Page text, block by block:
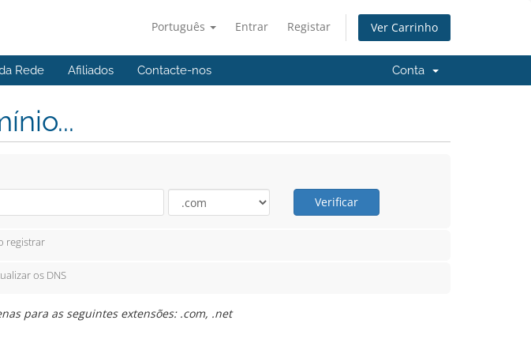
Português Entrar Registar Ver Carrinho
Rede Afiliados Contacte-nos Conta
Verificar
registrar
os DNS
para as seguintes extensões: .com, .net